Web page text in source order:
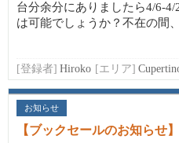
台分余分にありましたら4/6-
は可能でしょうか？不在の間
[登録者] Hiroko [エリア]
お知らせ
【ブックセールのお知らせ】